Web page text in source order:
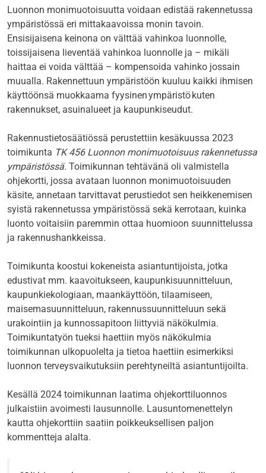
Luonnon monimuotoisuutta voidaan edistää rakennetussa
ympäristössä eri mittakaavoissa monin tavoin.
Ensisijaisena keinona on välttää vahinkoa luonnolle,
toissijaisena lieventää vahinkoa luonnolle ja – mikäli
haittaa ei voida välttää – kompensoida vahinko jossain
muualla. Rakennettuun ympäristöön kuuluu kaikki ihmisen
käyttöönsä muokkaama fyysinen ympäristö kuten
rakennukset, asuinalueet ja kaupunkiseudut.
Rakennustietosäätiössä perustettiin kesäkuussa 2023
toimikunta TK 456 Luonnon monimuotoisuus rakennetussa
ympäristössä. Toimikunnan tehtävänä oli valmistella
ohjekortti, jossa avataan luonnon monimuotoisuuden
käsite, annetaan tarvittavat perustiedot sen heikkenemisen
syistä rakennetussa ympäristössä sekä kerrotaan, kuinka
luonto voitaisiin paremmin ottaa huomioon suunnittelussa
ja rakennushankkeissa.
Toimikunta koostui kokeneista asiantuntijoista, jotka
edustivat mm. kaavoitukseen, kaupunkisuunnitteluun,
kaupunkiekologiaan, maankäyttöön, tilaamiseen,
maisemasuunnitteluun, rakennussuunnitteluun sekä
urakointiin ja kunnossapitoon liittyviä näkökulmia.
Toimikuntatyön tueksi haettiin myös näkökulmia
toimikunnan ulkopuolelta ja tietoa haettiin esimerkiksi
luonnon terveysvaikutuksiin perehtyneiltä asiantuntijoilta.
Kesällä 2024 toimikunnan laatima ohjekorttiluonnos
julkaistiin avoimesti lausunnolle. Lausuntomenettelyn
kautta ohjekorttiin saatiin poikkeuksellisen paljon
kommentteja alalta.